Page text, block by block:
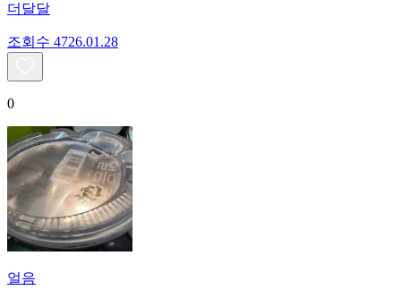
더달달
조회수 4726.01.28
0
얼음